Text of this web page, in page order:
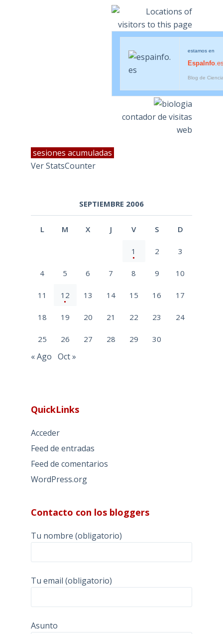
estamos en
EspaInfo
Blog de
contador de visitas
web
sesiones acumuladas
Ver StatsCounter
SEPTIEMBRE 2006
L M X J V S D
1 2 3
4 5 6 7 8 9 10
11 12 13 14 15 16 17
18 19 20 21 22 23 24
25 26 27 28 29 30
« Ago Oct »
QuickLinks
Acceder
Feed de entradas
Feed de comentarios
WordPress.org
Contacto con los bloggers
Tu nombre (obligatorio)
Tu email (obligatorio)
Asunto